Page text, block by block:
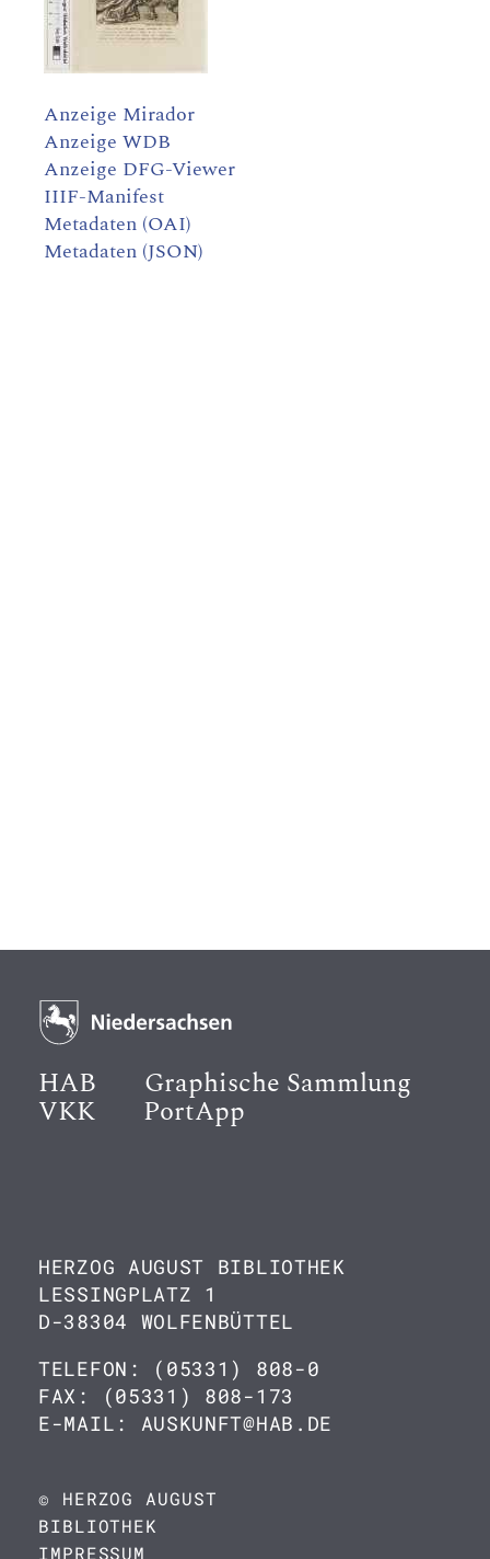
Anzeige Mirador
Anzeige WDB
Anzeige DFG-Viewer
IIIF-Manifest
Metadaten (OAI)
Metadaten (JSON)
HAB Graphische Sammlung
VKK PortApp
HERZOG AUGUST BIBLIOTHEK
LESSINGPLATZ 1
D-38304 WOLFENBÜTTEL
TELEFON: (05331) 808-0
FAX: (05331) 808-173
E-MAIL: AUSKUNFT@HAB.DE
© HERZOG AUGUST
BIBLIOTHEK
IMPRESSUM